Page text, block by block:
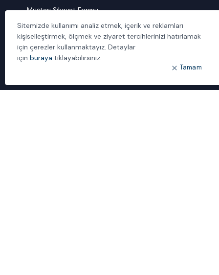
Müşteri Şikayet Formu
Sürdürülebilirlik
Politika ve Prosedürler
İletişim
Bulut Dönüşümü
Sitemizde kullanımı analiz etmek, içerik ve reklamları
kişiselleştirmek, ölçmek ve ziyaret tercihlerinizi hatırlamak
için çerezler kullanmaktayız. Detaylar
için buraya tıklayabilirsiniz.
Tamam